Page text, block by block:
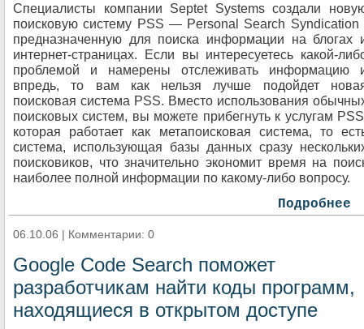
Специалисты компании Septet Systems создали
поисковую систему PSS — Personal Search Syndication
предназначенную для поиска информации на блогах
интернет-страницах. Если вы интересуетесь какой-
проблемой и намерены отслеживать информацию
впредь, то вам как нельзя лучше подойдет
поисковая система PSS. Вместо использования
поисковых систем, вы можете прибегнуть к услугам
которая работает как метапоисковая система, то
система, использующая базы данных сразу
поисковиков, что значительно экономит время на
наиболее полной информации по какому-либо вопросу.
Подробнее
06.10.06 | Комментарии: 0
Google Code Search поможет
разработчикам найти коды программ,
находящиеся в открытом доступе